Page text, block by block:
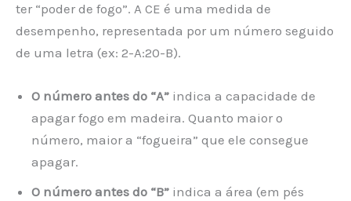
ter “poder de fogo”. A CE é uma medida de
desempenho, representada por um número seguido
de uma letra (ex: 2-A:20-B).
O número antes do “A” indica a capacidade de
apagar fogo em madeira. Quanto maior o
número, maior a “fogueira” que ele consegue
apagar.
O número antes do “B” indica a área (em pés